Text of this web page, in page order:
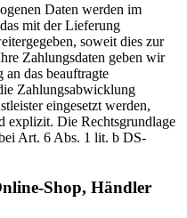
Daten werden im
mit der Lieferung
soweit dies zur
Zahlungsdaten geben wir
das beauftragte
Zahlungsabwicklung
eingesetzt werden,
explizit. Die Rechtsgrundlage
Art. 6 Abs. 1 lit. b DS-
Shop, Händler